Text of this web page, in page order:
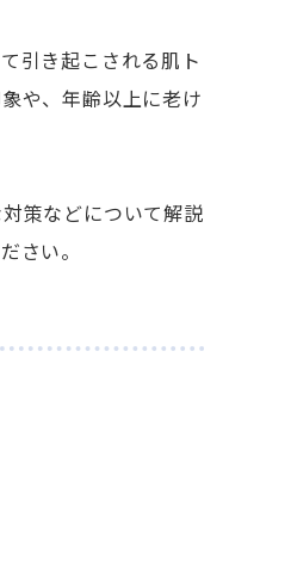
引き起こされる肌ト
や、年齢以上に老け
策などについて解説
さい。